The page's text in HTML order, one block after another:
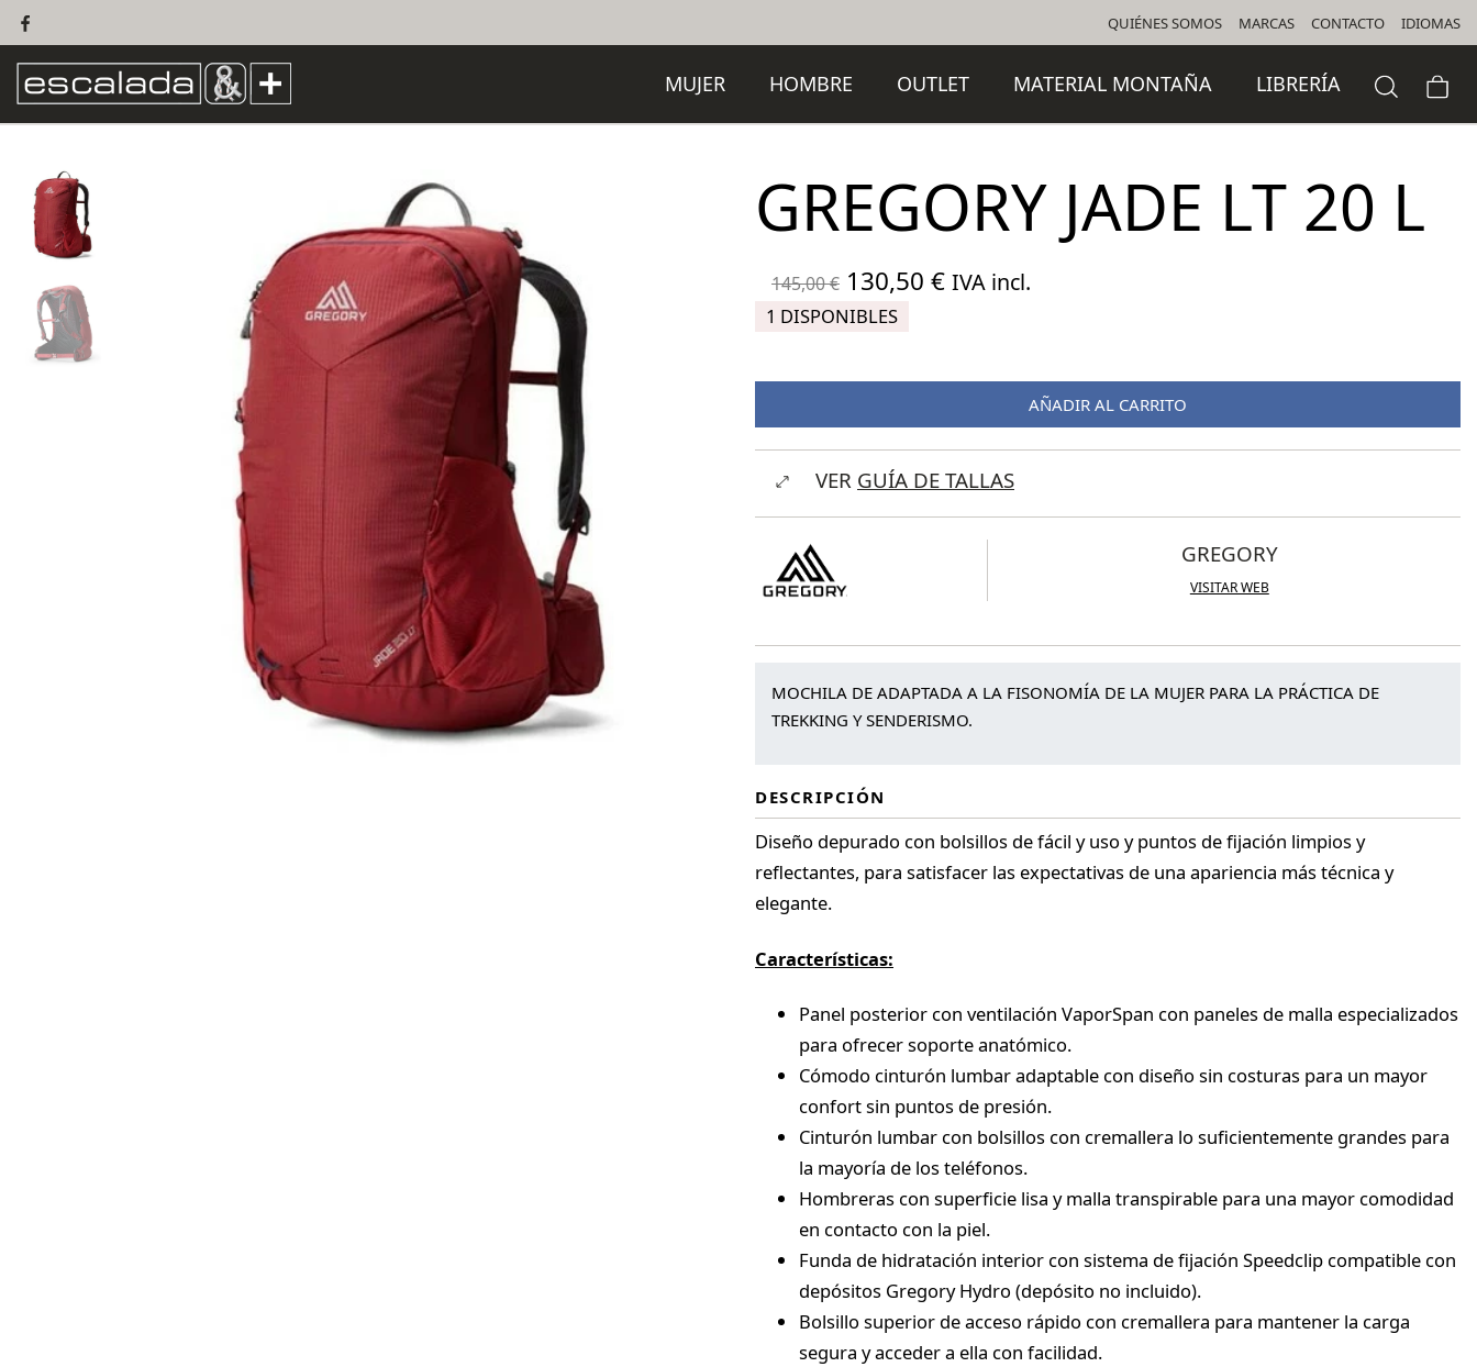
QUIÉNES SOMOS MARCAS CONTACTO IDIOMAS
MUJER HOMBRE OUTLET MATERIAL MONTAÑA LIBRERÍA
GREGORY JADE LT 20 L
145,00€ El
precio
era:
130,50 €El
es:
130,50 €.
IVA incl.
1 DISPONIBLES
AÑADIR AL CARRITO
VER GUÍA DE TALLAS
GREGORY
VISITAR WEB
MOCHILA DE ADAPTADA A LA FISONOMÍA DE LA MUJER PARA LA PRÁCTICA DE
TREKKING Y SENDERISMO.
DESCRIPCIÓN
Diseño depurado con bolsillos de fácil y uso y puntos de fijación limpios y
reflectantes, para satisfacer las expectativas de una apariencia más técnica y
elegante.
Características:
Panel posterior con ventilación VaporSpan con paneles de malla especializados
para ofrecer soporte anatómico.
Cómodo cinturón lumbar adaptable con diseño sin costuras para un mayor
confort sin puntos de presión.
Cinturón lumbar con bolsillos con cremallera lo suficientemente grandes para
la mayoría de los teléfonos.
Hombreras con superficie lisa y malla transpirable para una mayor comodidad
en contacto con la piel.
Funda de hidratación interior con sistema de fijación Speedclip compatible con
depósitos Gregory Hydro (depósito no incluido).
Bolsillo superior de acceso rápido con cremallera para mantener la carga
segura y acceder a ella con facilidad.